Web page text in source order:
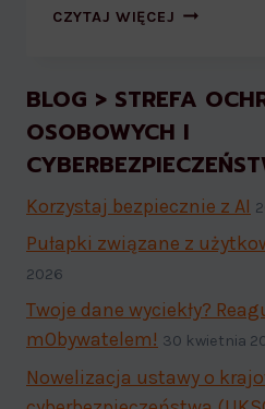
CZYTAJ WIĘCEJ
SWOJE
ŻYCIE
BLOG > STREFA
OSOBOWYCH I
Korzystaj bezpiecznie z AI
Pułapki związane z
2026
Twoje dane wyciekły?
mObywatelem! 30 kwietnia
Nowelizacja ustawy o